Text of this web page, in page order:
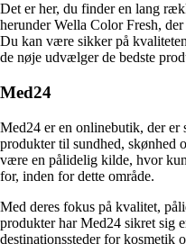
Det er her, du finder en lang
herunder Wella Color Fresh,
Du kan være sikker på
de nøje udvælger de bedste
Med24
Med24 er en onlinebutik, der er
produkter til sundhed, skønhed
være en pålidelig kilde, hvor
for, inden for dette område.
Med deres fokus på kvalitet,
produkter har Med24 sikret sig
destinationssteder for kosmetik